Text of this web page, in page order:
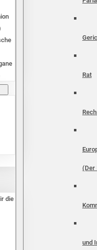
die
Rat
(Der
und